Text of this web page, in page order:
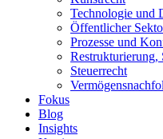
Technologie und
Öffentlicher
Prozesse und
Restrukturierung,
Steuerrecht
Fokus
Blog
Insights